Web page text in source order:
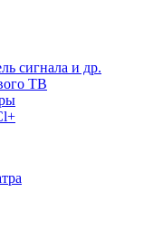
сигнала и др.
ТВ